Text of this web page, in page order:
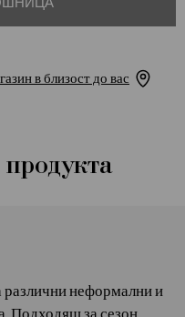
в близост до вас
неформални и
Подходящ за сезон